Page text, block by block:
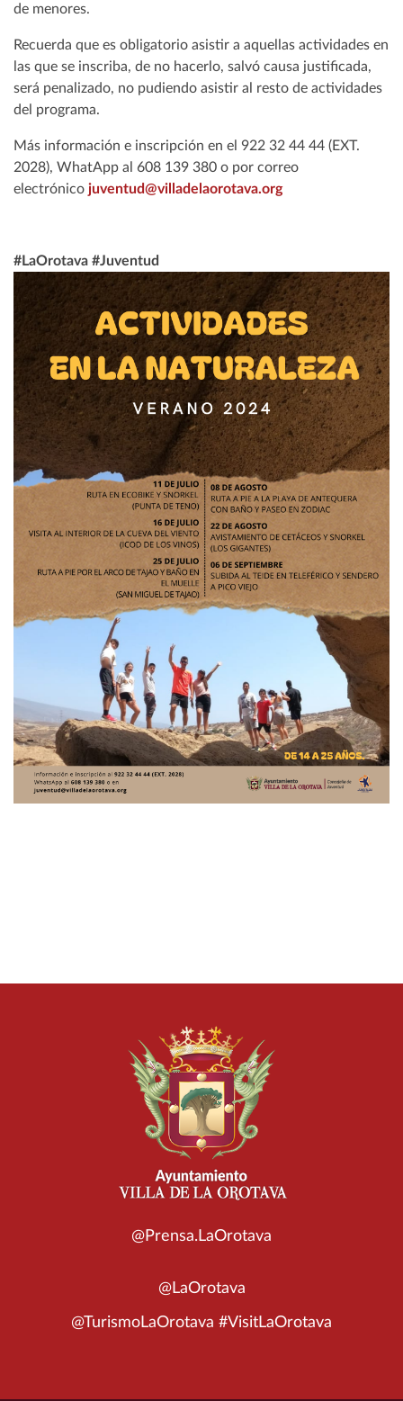
de menores.
Recuerda que es obligatorio asistir a aquellas actividades en
las que se inscriba, de no hacerlo, salvó causa justificada,
será penalizado, no pudiendo asistir al resto de actividades
del programa.
Más información e inscripción en el 922 32 44 44 (EXT.
2028), WhatApp al 608 139 380 o por correo
electrónico juventud@villadelaorotava.org
#LaOrotava #Juventud
@Prensa.LaOrotava
@LaOrotava
@TurismoLaOrotava #VisitLaOrotava